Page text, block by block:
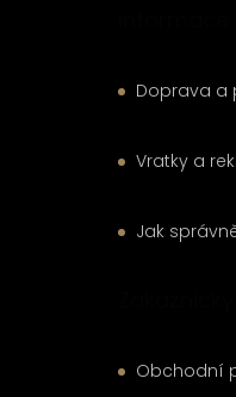
Doprava a
Vratky a
Jak
Obchodní